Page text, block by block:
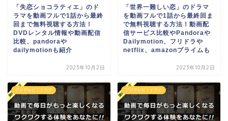
「失恋ショコラティエ」のド
ラマを動画フルで1話から最終
回まで無料視聴する方法！
DVDレンタル情報や動画配信
比較、pandoraや
dailymotionも紹介
2023年10月2日
「世界一難しい恋」のドラマ
を動画フルで1話から最終回ま
で無料視聴する方法！動画配
信サービス比較やPandoraや
Dailymotion、フリドラや
netflix、amazonプライムも
2023年10月2日
フジテレビ｜ドラマ フジテレビ｜ドラマ